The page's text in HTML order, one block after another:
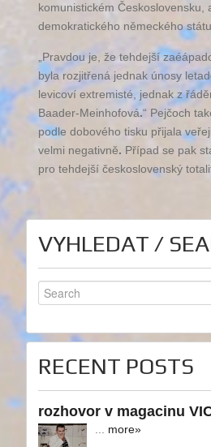
komunistickém Československu,
demokratického německého státu
„Pravdou je, že tehdejší
byla rozjitřená jednak únosy
levicoví extremisté, jednak z
Baader-Meinhofová.“ Pejčoch
podle dobového tisku přijala
velmi negativně. Případ se pak
pro tehdejší československý
VYHLEDAT /
RECENT POSTS
rozhovor v magacinu
more»